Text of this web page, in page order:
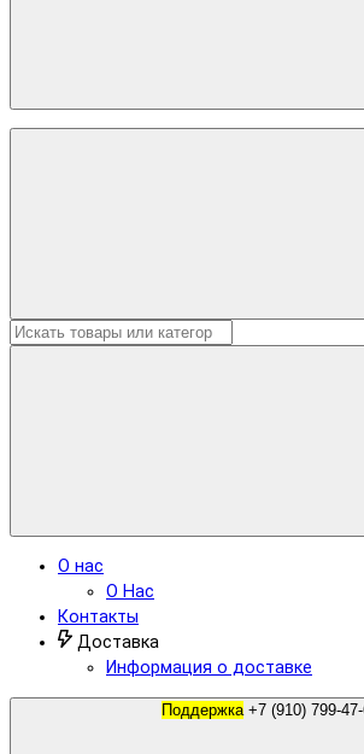
О нас
О Нас
Контакты
Доставка
Информация о доставке
Поддержка